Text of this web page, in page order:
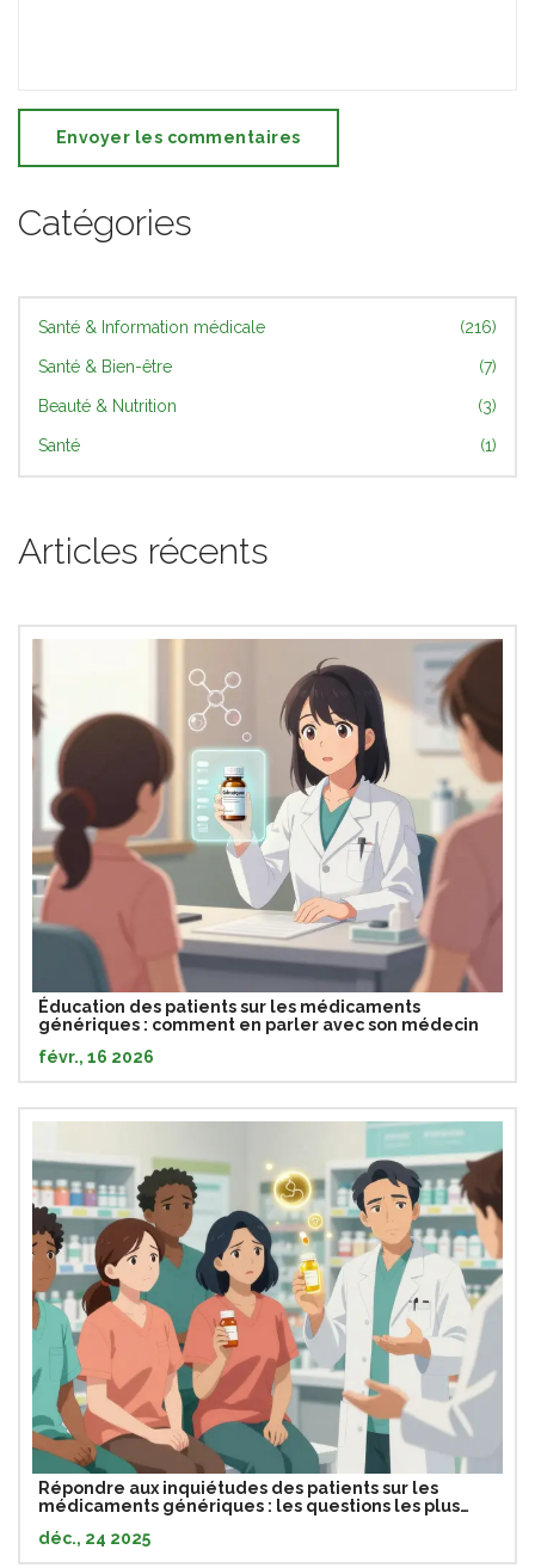
Envoyer les commentaires
Catégories
Santé & Information médicale (216)
Santé & Bien-être (7)
Beauté & Nutrition (3)
Santé (1)
Articles récents
Éducation des patients sur les médicaments
génériques : comment en parler avec son médecin
févr., 16 2026
Répondre aux inquiétudes des patients sur les
médicaments génériques : les questions les plus
déc., 24 2025